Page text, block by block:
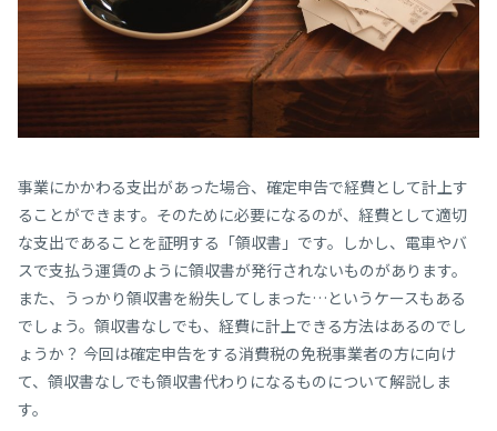
事業にかかわる支出があった場合、確定申告で経費として計上す
ることができます。そのために必要になるのが、経費として適切
な支出であることを証明する「領収書」です。しかし、電車やバ
スで支払う運賃のように領収書が発行されないものがあります。
また、うっかり領収書を紛失してしまった…というケースもある
でしょう。領収書なしでも、経費に計上できる方法はあるのでし
ょうか？ 今回は確定申告をする消費税の免税事業者の方に向け
て、領収書なしでも領収書代わりになるものについて解説しま
す。